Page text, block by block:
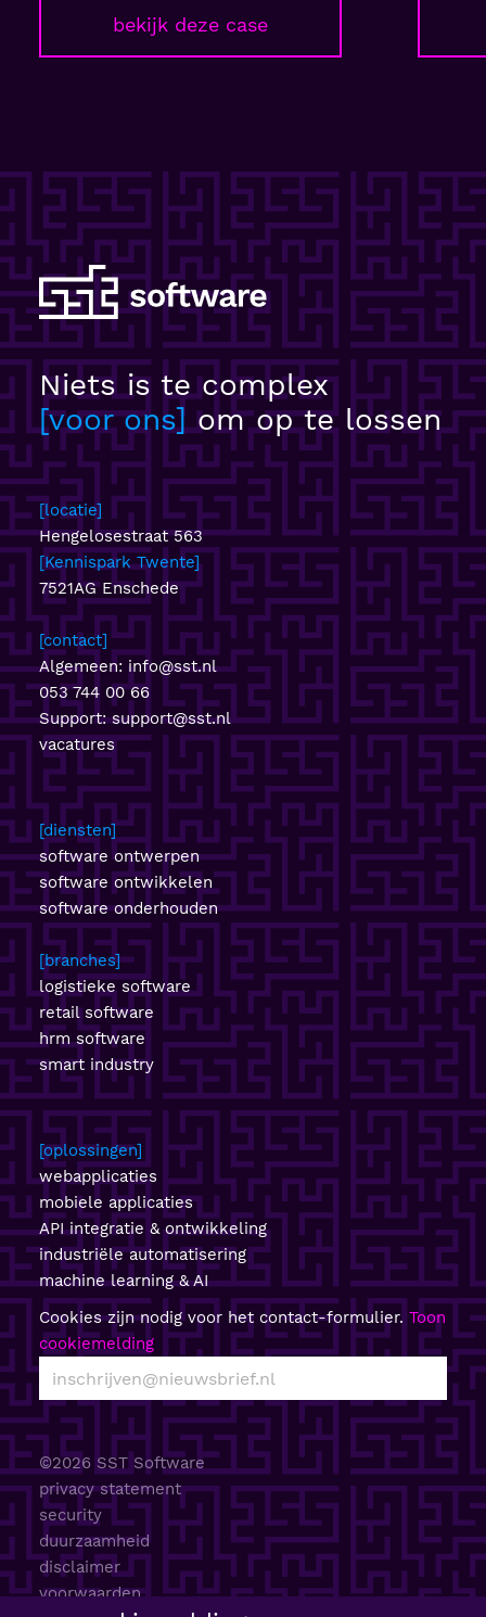
bekijk deze case
Niets is te complex
voor ons om op te lossen
locatie
Hengelosestraat 563
Kennispark Twente
7521AG Enschede
contact
Algemeen: info@sst.nl
053 744 00 66
Support:support@sst.nl
vacatures
diensten
software ontwerpen
software ontwikkelen
software onderhouden
branches
logistieke software
retail software
hrm software
smart industry
oplossingen
webapplicaties
mobiele applicaties
API integratie & ontwikkeling
industriële automatisering
machine learning & AI
Cookies zijn nodig voor het contact-formulier. Toon
cookiemelding
©2026 SST Software
privacy statement
security
duurzaamheid
disclaimer
voorwaarden